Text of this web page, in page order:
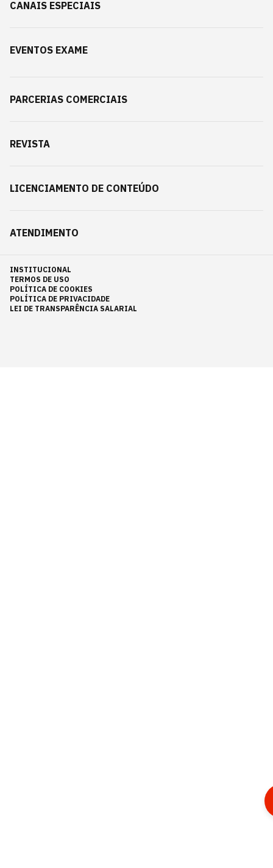
CANAIS ESPECIAIS
EVENTOS EXAME
PARCERIAS COMERCIAIS
REVISTA
LICENCIAMENTO DE CONTEÚDO
ATENDIMENTO
INSTITUCIONAL
TERMOS DE USO
POLÍTICA DE COOKIES
POLÍTICA DE PRIVACIDADE
LEI DE TRANSPARÊNCIA SALARIAL